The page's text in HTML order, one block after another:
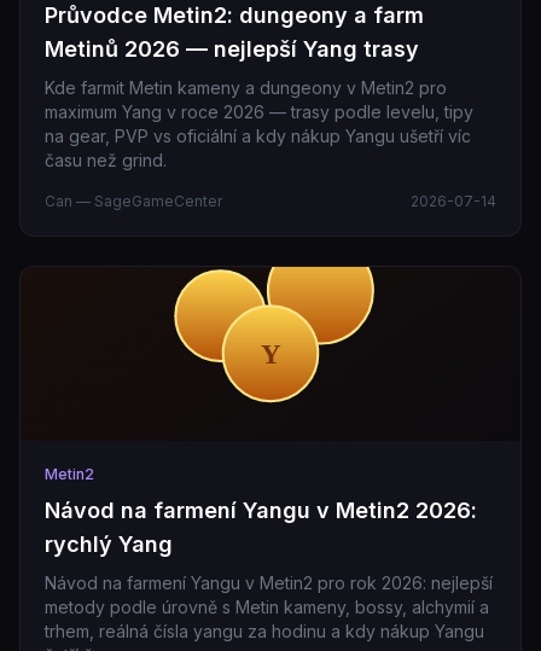
Průvodce Metin2: dungeony a farm
Metinů 2026 — nejlepší Yang trasy
Kde farmit Metin kameny a dungeony v Metin2 pro
maximum Yang v roce 2026 — trasy podle levelu, tipy
na gear, PVP vs oficiální a kdy nákup Yangu ušetří víc
času než grind.
Can — SageGameCenter 2026-07-14
Metin2
Návod na farmení Yangu v Metin2 2026:
rychlý Yang
Návod na farmení Yangu v Metin2 pro rok 2026: nejlepší
metody podle úrovně s Metin kameny, bossy, alchymií a
trhem, reálná čísla yangu za hodinu a kdy nákup Yangu